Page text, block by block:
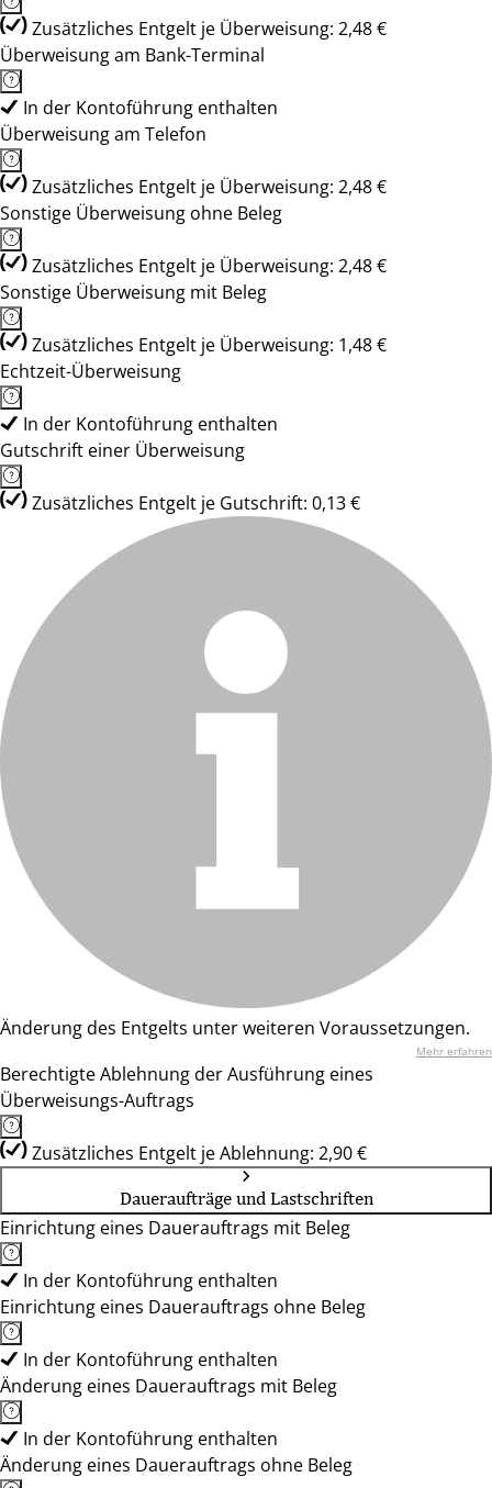
Zusätzliches Entgelt je Überweisung: 2,48 €
Überweisung am Bank-Terminal
In der Kontoführung enthalten
Überweisung am Telefon
Zusätzliches Entgelt je Überweisung: 2,48 €
Sonstige Überweisung ohne Beleg
Zusätzliches Entgelt je Überweisung: 2,48 €
Sonstige Überweisung mit Beleg
Zusätzliches Entgelt je Überweisung: 1,48 €
Echtzeit-Überweisung
In der Kontoführung enthalten
Gutschrift einer Überweisung
Zusätzliches Entgelt je Gutschrift: 0,13 €
Änderung des Entgelts unter weiteren Voraussetzungen.
Mehr erfahren
Berechtigte Ablehnung der Ausführung eines
Überweisungs-Auftrags
Zusätzliches Entgelt je Ablehnung: 2,90 €
Daueraufträge und Lastschriften
Einrichtung eines Dauerauftrags mit Beleg
In der Kontoführung enthalten
Einrichtung eines Dauerauftrags ohne Beleg
In der Kontoführung enthalten
Änderung eines Dauerauftrags mit Beleg
In der Kontoführung enthalten
Änderung eines Dauerauftrags ohne Beleg